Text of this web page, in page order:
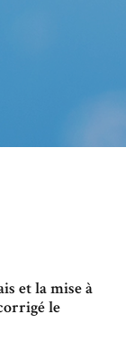
et la mise à
le